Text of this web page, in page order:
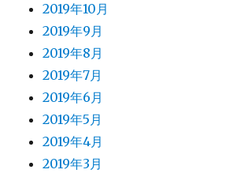
2019年10月
2019年9月
2019年8月
2019年7月
2019年6月
2019年5月
2019年4月
2019年3月